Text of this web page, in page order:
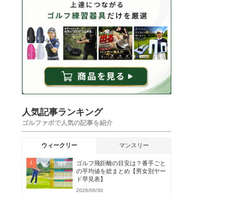
人気記事ランキング
ゴルファボで人気の記事を紹介
ウィークリー マンスリー
ゴルフ飛距離の目安は？番手ごと
の平均値を総まとめ【男女別ヤー
ド早見表】
2026/06/30